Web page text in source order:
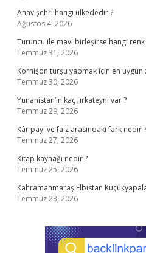
Anav şehri hangi ülkededir ?
Ağustos 4, 2026
Turuncu ile mavi birleşirse hangi
Temmuz 31, 2026
Kornişon turşu yapmak için en uygun
Temmuz 30, 2026
Yunanistan’ın kaç fırkateyni var ?
Temmuz 29, 2026
Kâr payı ve faiz arasındaki fark nedir ?
Temmuz 27, 2026
Kitap kaynağı nedir ?
Temmuz 25, 2026
Kahramanmaraş Elbistan
Temmuz 23, 2026